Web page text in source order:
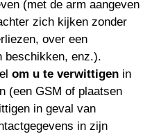
(met de arm aangeven
zich kijken zonder
over een
beschikken, enz.).
om u te verwittigen in
(een GSM of plaatsen
in geval van
in zijn